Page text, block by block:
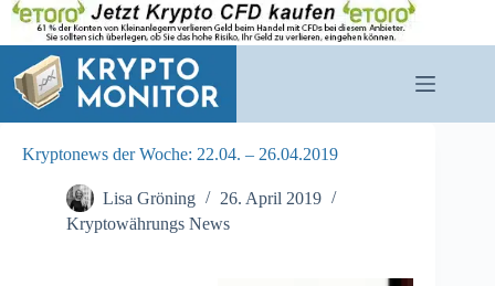
Zum
Inhalt
springen
Kryptonews der Woche: 22.04. – 26.04.2019
Lisa Gröning
26. April 2019
Kryptowährungs News